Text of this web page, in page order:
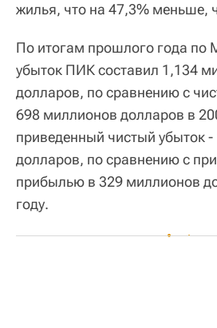
жилья, что на 47,3% меньше,
По итогам прошлого года
убыток ПИК составил 1,134
долларов, по сравнению с
698 миллионов долларов в
приведенный чистый убыток
долларов, по сравнению с
прибылью в 329 миллионов
году.